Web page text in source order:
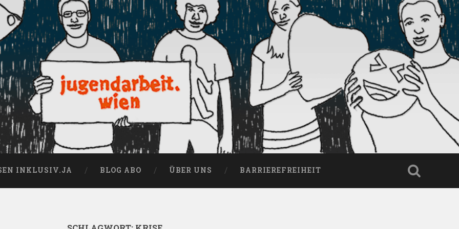
INKLUSIV.JA BLOG ABO ÜBER UNS BARRIEREFREIHEIT